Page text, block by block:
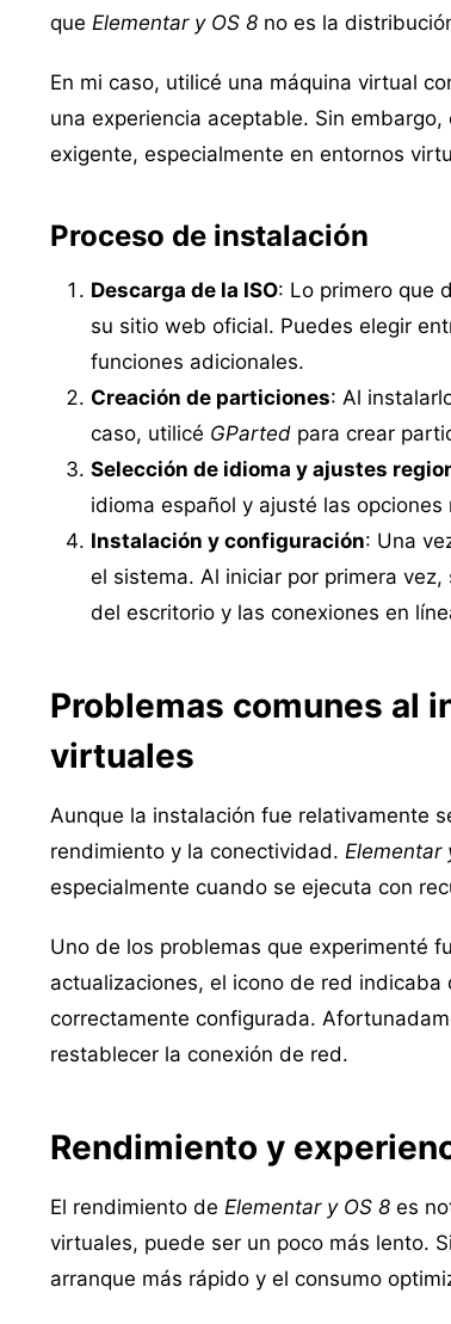
que Elementar y OS 8 no es la
En mi caso, utilicé una máquina virtual
una experiencia aceptable. Sin
exigente, especialmente en entornos
Proceso de instalación
Descarga de la ISO: Lo primero que
su sitio web oficial. Puedes elegir
funciones adicionales.
Creación de particiones: Al
caso, utilicé GParted para crear
Selección de idioma y ajustes
idioma español y ajusté las
Instalación y configuración: Una
el sistema. Al iniciar por primera
del escritorio y las conexiones en
Problemas comunes al
virtuales
Aunque la instalación fue relativamente
rendimiento y la conectividad. Elementar
especialmente cuando se ejecuta con
Uno de los problemas que experimenté
actualizaciones, el icono de red
correctamente configurada.
restablecer la conexión de red.
Rendimiento y
El rendimiento de Elementar y OS 8 es
virtuales, puede ser un poco más lento.
arranque más rápido y el consumo